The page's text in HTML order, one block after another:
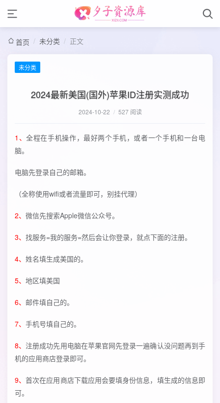
首页 / 未分类 / 正文
未分类
2024最新美国(国外)苹果ID注册实测成功
2024-10-22 / 527 阅读
1、全程在手机操作，最好两个手机，或者一个手机和一台电
脑。
电脑先登录自己的邮箱。
（全称使用wifi或者流量即可，别挂代理）
2、 微信先搜索Apple微信公众号。
3、 找服务=我的服务=然后会让你登录，就点下面的注册。
4、 姓名填生成美国的。
5、 地区填美国
6、 邮件填自己的。
7、 手机号填自己的。
8、 注册成功先用电脑在苹果官网先登录一遍确认没问题再到手
机的应用商店登录即可。
9、首次在应用商店下载应用会要填身份信息，填生成的信息即
可。